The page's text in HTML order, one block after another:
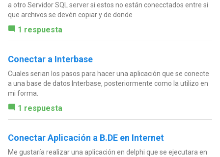
a otro Servidor SQL server si estos no están conecctados entre si
que archivos se devén copiar y de donde
1 respuesta
Conectar a Interbase
Cuales serian los pasos para hacer una aplicación que se conecte
a una base de datos Interbase, posteriormente como la utilizo en
mi forma.
1 respuesta
Conectar Aplicación a B.DE en Internet
Me gustaría realizar una aplicación en delphi que se ejecutara en